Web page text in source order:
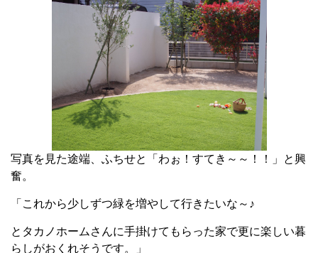
写真を見た途端、ふちせと「わぉ！すてき～～！！」と興
奮。
「これから少しずつ緑を増やして行きたいな～♪
とタカノホームさんに手掛けてもらった家で更に楽しい暮
らしがおくれそうです。」